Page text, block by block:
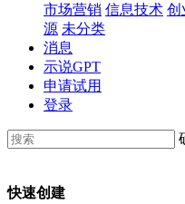
市场营销 信息技术 创
源 未分类
消息
示说GPT
申请试用
登录
快速创建